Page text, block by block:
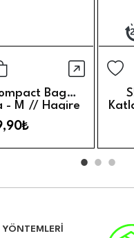
Ekle
Hızlı
Bag
- M // Hagire